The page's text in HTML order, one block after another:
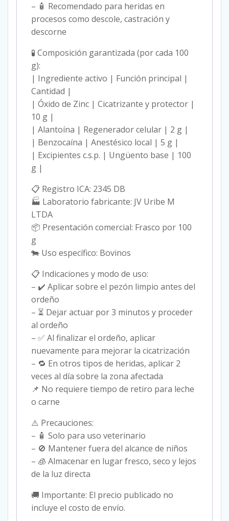
– 🧴 Recomendado para heridas en
procesos como descole, castración y
descorne
🧪 Composición garantizada (por cada 100
g):
| Ingrediente activo | Función principal |
Cantidad |
| Óxido de Zinc | Cicatrizante y protector |
10 g |
| Alantoína | Regenerador celular | 2 g |
| Benzocaína | Anestésico local | 5 g |
| Excipientes c.s.p. | Ungüento base | 100
g |
📋 Registro ICA: 2345 DB
🏭 Laboratorio fabricante: JV Uribe M
LTDA
📦 Presentación comercial: Frasco por 100
g
🐄 Uso específico: Bovinos
📋 Indicaciones y modo de uso:
– ✔️ Aplicar sobre el pezón limpio antes del
ordeño
– ⏳ Dejar actuar por 3 minutos y proceder
al ordeño
– ✅ Al finalizar el ordeño, aplicar
nuevamente para mejorar la cicatrización
– 🔁 En otros tipos de heridas, aplicar 2
veces al día sobre la zona afectada
📌 No requiere tiempo de retiro para leche
o carne
⚠️ Precauciones:
– 🧴 Solo para uso veterinario
– 🚫 Mantener fuera del alcance de niños
– 🧊 Almacenar en lugar fresco, seco y lejos
de la luz directa
🚚 Importante: El precio publicado no
incluye el costo de envío.